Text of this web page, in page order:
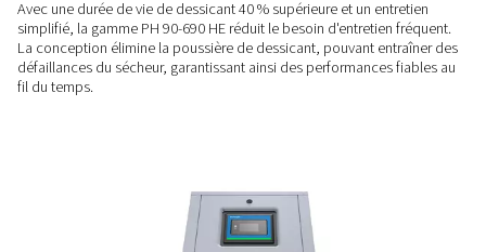
Conçus pour s'adapter à
espace
au montage mural en option pour certains modèles,
intégration optimale dans une large gamme de
d'espaces opérationnels.